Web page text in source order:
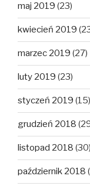
maj 2019 (23)
kwiecień 2019
marzec 2019 (27)
luty 2019 (23)
styczeń 2019 (15)
grudzień 2018
listopad 2018 (30)
październik 2018